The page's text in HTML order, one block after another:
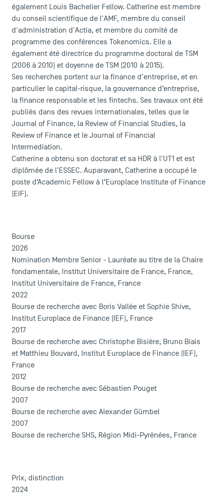
ACCÈS DIRECTS
Actualités
Agenda
Recrutement
Brochures
Logos et identité graphique
Presse
FAQ
Contact
Plans et accès à TSM
également Louis Bachelier Fellow. Catherine est membre
du conseil scientifique de l'AMF, membre du conseil
d'administration d'Actia, et membre du comité de
programme des conférences Tokenomics. Elle a
également été directrice du programme doctoral de TSM
(2006 à 2010) et doyenne de TSM (2010 à 2015).
Ses recherches portent sur la finance d'entreprise, et en
particulier le capital-risque, la gouvernance d’entreprise,
la finance responsable et les fintechs. Ses travaux ont été
publiés dans des revues internationales, telles que le
Journal of Finance, la Review of Financial Studies, la
Review of Finance et le Journal of Financial
Intermediation.
Catherine a obtenu son doctorat et sa HDR à l'UT1 et est
diplômée de l'ESSEC. Auparavant, Catherine a occupé le
poste d’Academic Fellow à l’Europlace Institute of Finance
(EIF).
Bourse
2026
Nomination Membre Senior - Lauréate au titre de la Chaire
fondamentale, Institut Universitaire de France, France,
Institut Universitaire de France, France
2022
Bourse de recherche avec Boris Vallée et Sophie Shive,
Institut Europlace de Finance (IEF), France
2017
Bourse de recherche avec Christophe Bisière, Bruno Biais
et Matthieu Bouvard, Institut Europlace de Finance (IEF),
France
2012
Bourse de recherche avec Sébastien Pouget
2007
Bourse de recherche avec Alexander Gümbel
2007
Bourse de recherche SHS, Région Midi-Pyrénées, France
Prix, distinction
2024